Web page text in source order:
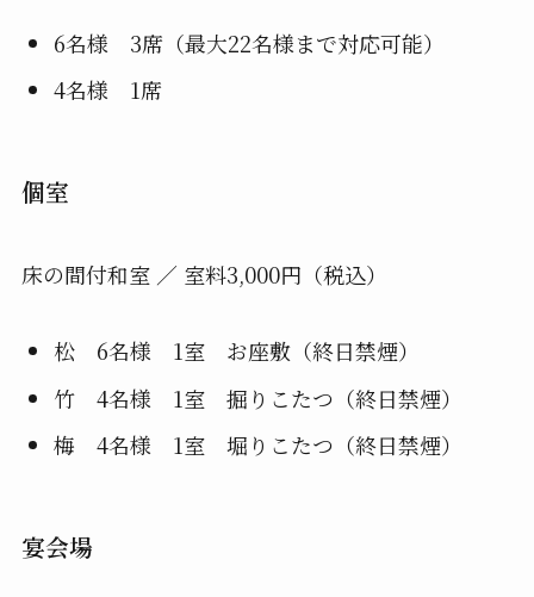
6名様 3席（最大22名様まで対応可能）
4名様 1席
個室
床の間付和室 ／ 室料3,000円（税込）
松 6名様 1室 お座敷（終日禁煙）
竹 4名様 1室 掘りこたつ（終日禁煙）
梅 4名様 1室 堀りこたつ（終日禁煙）
宴会場